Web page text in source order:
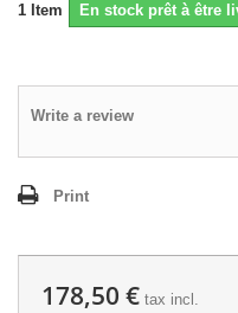
1 Item En stock prêt à être
Write a review
Print
178,50 € tax incl.